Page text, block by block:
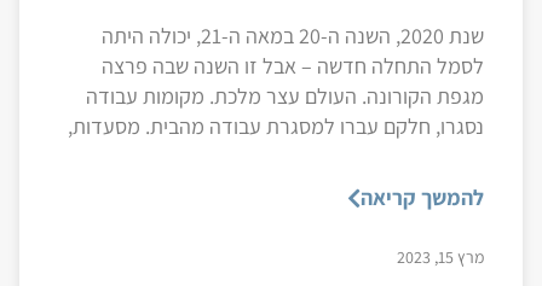
שנת 2020, השנה ה-20 במאה ה-21, יכולה היתה
לסמל התחלה חדשה – אבל זו השנה שבה פרצה
מגפת הקורונה. העולם עצר מלכת. מקומות עבודה
נסגרו, חלקם עברו למסגרת עבודה מהבית. מסעדות,
להמשך קריאה
מרץ 15, 2023